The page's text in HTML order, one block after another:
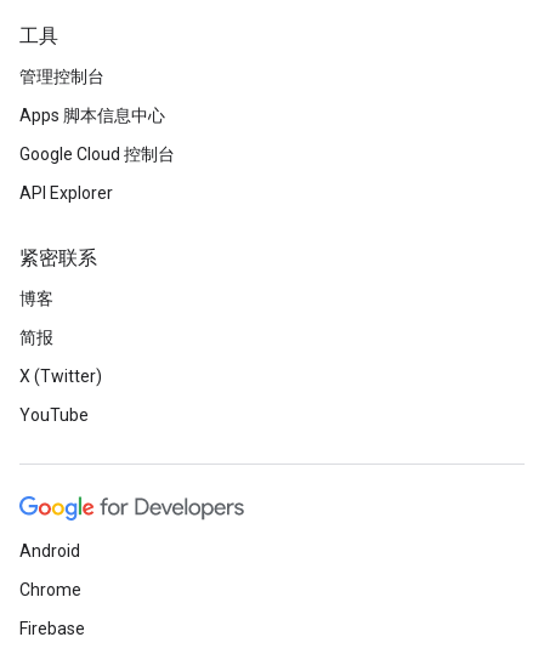
工具
管理控制台
Apps 脚本信息中心
Google Cloud 控制台
API Explorer
紧密联系
博客
简报
X (Twitter)
YouTube
Android
Chrome
Firebase